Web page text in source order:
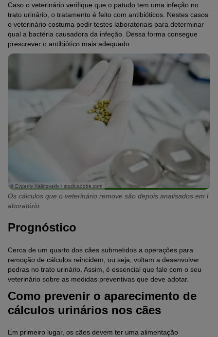
Caso o veterinário verifique que o patudo tem uma infeção no
trato urinário, o tratamento é feito com antibióticos. Nestes casos
o veterinário costuma pedir testes laboratoriais para determinar
qual a bactéria causadora da infeção. Dessa forma consegue
prescrever o antibiótico mais adequado.
© Evgeniy Kalinovskiy / stock.adobe.com
Os cálculos que o veterinário remove são depois analisados em l
aboratório.
Prognóstico
Cerca de um quarto dos cães submetidos a operações para
remoção de cálculos reincidem, ou seja, voltam a desenvolver
pedras no trato urinário. Assim, é essencial que fale com o seu
veterinário sobre as medidas preventivas que deve adotar.
Como prevenir o aparecimento de
cálculos urinários nos cães
Em primeiro lugar, os cães devem ter uma alimentação